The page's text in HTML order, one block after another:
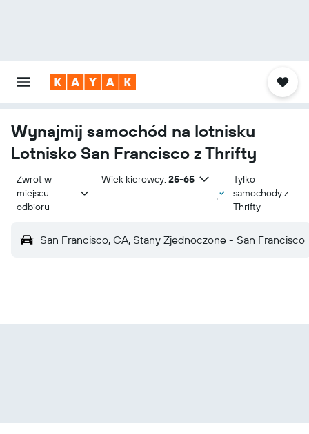
Wynajmij samochód na lotnisku
Lotnisko San Francisco z Thrifty
Zwrot w
miejscu
odbioru
Wiek kierowcy: 25-65
Tylko
samochody z
Thrifty
San Francisco, CA, Stany Zjednoczone - San Francisco